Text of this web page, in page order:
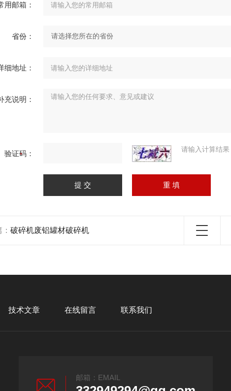
用邮箱：
省份：
细地址：
充说明：
验证码： 请输入计算结
破碎机废铝罐材破碎机
技术文章 在线留言 联系我们
邮箱：EMAIL